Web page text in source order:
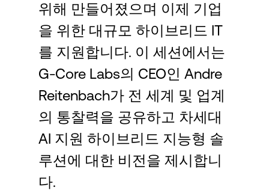
로그인위해 만들어졌으며 이제 기업
을 위한 대규모 하이브리드 IT
를 지원합니다. 이 세션에서는
G-Core Labs의 CEO인 Andre
Reitenbach가 전 세계 및 업계
의 통찰력을 공유하고 차세대
AI 지원 하이브리드 지능형 솔
루션에 대한 비전을 제시합니
다.